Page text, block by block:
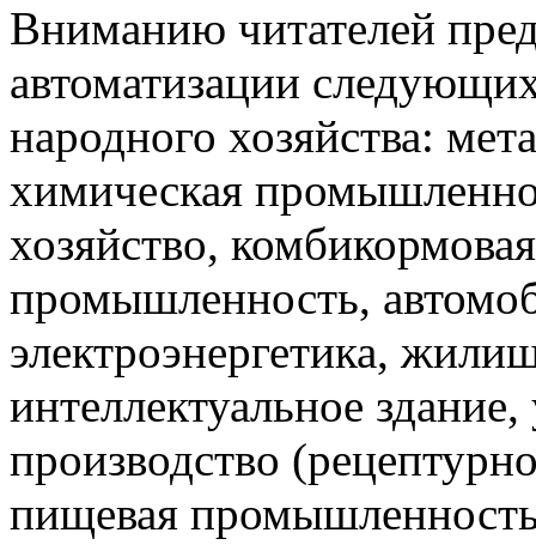
Вниманию читателей
автоматизации
народного хозяйства:
химическая
хозяйство,
промышленность,
электроэнергетика,
интеллектуальное
производство
пищевая